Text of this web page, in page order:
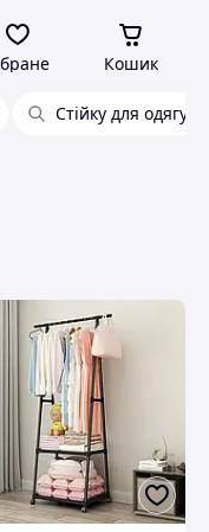
Кошик
Стійку для одягу